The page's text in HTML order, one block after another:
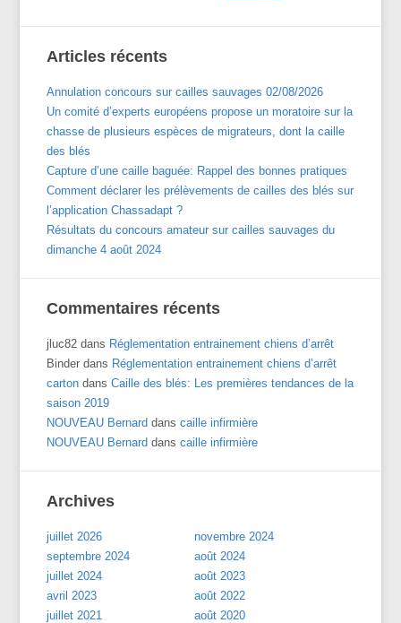
Articles récents
Annulation concours sur cailles sauvages 02/08/2026
Un comité d’experts européens propose un moratoire sur la
chasse de plusieurs espèces de migrateurs, dont la caille
des blés
Capture d’une caille baguée: Rappel des bonnes pratiques
Comment déclarer les prélèvements de cailles des blés sur
l’application Chassadapt ?
Résultats du concours amateur sur cailles sauvages du
dimanche 4 août 2024
Commentaires récents
jluc82 dans Réglementation entrainement chiens d’arrêt
Binder dans Réglementation entrainement chiens d’arrêt
carton dansCaille des blés: Les premières tendances de la
saison 2019
NOUVEAU Bernard danscaille infirmière
NOUVEAU Bernard danscaille infirmière
Archives
juillet 2026
novembre 2024
septembre 2024
août 2024
juillet 2024
août 2023
avril 2023
août 2022
juillet 2021
août 2020